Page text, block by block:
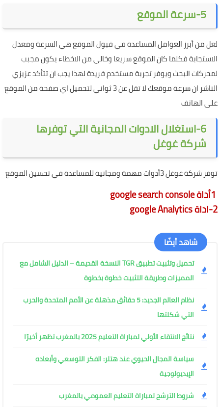
5-سرعة الموقع
لعل من أبرز العوامل المساعدة في قبول الموقع هي السرعة ومعدل
الاستجابة فكلما كان الموقع سريعا وخالي من الاخطاء يكون مجبب
لمحركات البحث ويوفر تجربة مستخدم فريدة لهذا يجب ان تتأكد عزيزي
الناشر ان سرعة موقعك لا تقل عن 3 ثواني لتحميل اي صفحة من الموقع
على الهاتف
6-استغلال الادوات المجانية التي توفرها
شركة غوغل
توفر شركة غوغل 3أدوات مهمة ومجانية للمساعدة في تحسين الموقع
1أداة
google search console
2-اداة
google Analytics
شاهد أيضًا
تحميل وتثبيت تطبيق TGR النسخة القديمة – الدليل الشامل مع
المميزات وطريقة التثبيت خطوة بخطوة
نظام العالم الجديد: 5 حقائق مذهلة عن الأمم المتحدة والحرب
التي شكلتها
نتائج الانتقاء الأولي لمباراة التعليم 2025 بالمغرب تظهر أخيرًا
سياسة المجال الحيوي عند هتلر: الفكر التوسعي وأبعاده
الإيديولوجية
شروط الترشح لمباراة التعليم العمومي بالمغرب